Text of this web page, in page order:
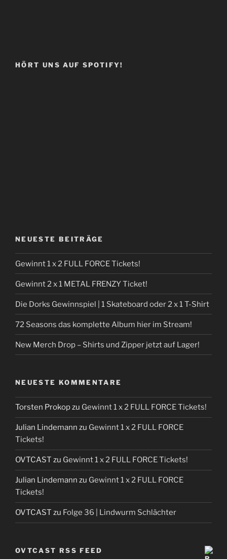
HÖRT UNS AUF SPOTIFY!
NEUESTE BEITRÄGE
Gewinnt 1 x 2 FULL FORCE Tickets!
Gewinnt 2 x 1 METAL FRENZY Ticket!
Die Dorks Gewinnspiel | 1 Skateboard oder 2 x 1 T-Shirt
72 Seasons das komplette Album hier im Stream!
New Merch Drop – Shirts und Zipper jetzt auf Lager!
NEUESTE KOMMENTARE
Torsten Prokopzu Gewinnt 1 x 2 FULL FORCE Tickets!
Julian Lindemann zu Gewinnt 1 x 2 FULL FORCE
Tickets!
OVTCAST zu Gewinnt 1 x 2 FULL FORCE Tickets!
Julian Lindemann zu Gewinnt 1 x 2 FULL FORCE
Tickets!
OVTCAST zu Folge 36 | Lindwurm Schlächter
OVTCAST RSS FEED